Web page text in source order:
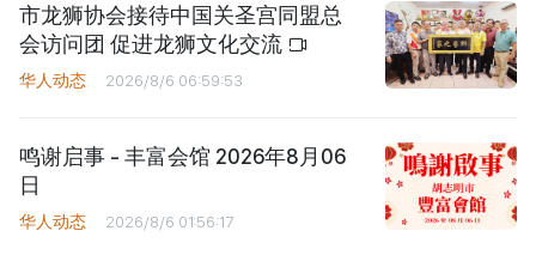
市龙狮协会接待中国关圣宫同盟总
会访问团 促进龙狮文化交流
华人动态 2026/8/6 06:59:53
鸣谢启事 - 丰富会馆 2026年8月06
日
华人动态 2026/8/6 01:56:17